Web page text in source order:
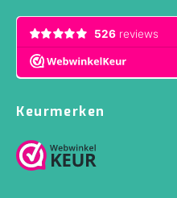
Keurmerken